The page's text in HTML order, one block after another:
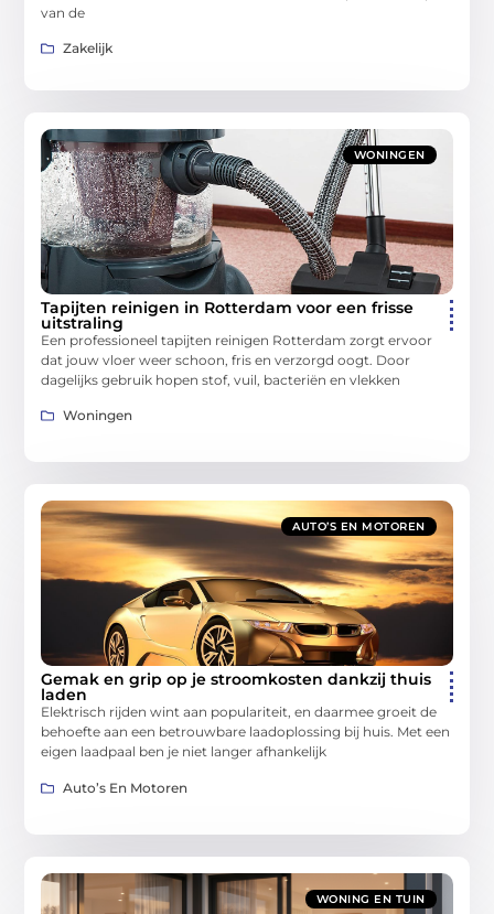
van de
Zakelijk
WONINGEN
Tapijten reinigen in Rotterdam voor een frisse
uitstraling
Een professioneel tapijten reinigen Rotterdam zorgt ervoor
dat jouw vloer weer schoon, fris en verzorgd oogt. Door
dagelijks gebruik hopen stof, vuil, bacteriën en vlekken
Woningen
AUTO’S EN MOTOREN
Gemak en grip op je stroomkosten dankzij thuis
laden
Elektrisch rijden wint aan populariteit, en daarmee groeit de
behoefte aan een betrouwbare laadoplossing bij huis. Met een
eigen laadpaal ben je niet langer afhankelijk
Auto’s En Motoren
WONING EN TUIN